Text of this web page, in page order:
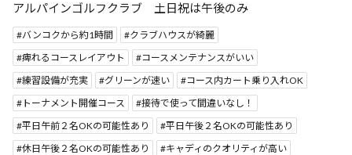
アルパインゴルフクラブ 土日祝は午後のみ
バンコクから約1時間
クラブハウスが綺麗
痺れるコースレイアウト
コースメンテナンスがいい
練習設備が充実
グリーンが速い
コース内カート乗り入れOK
トーナメント開催コース
接待で使って間違いなし！
平日午前２名OKの可能性あり
平日午後２名OKの可能性あり
休日午後２名OKの可能性あり
キャディのクオリティが高い